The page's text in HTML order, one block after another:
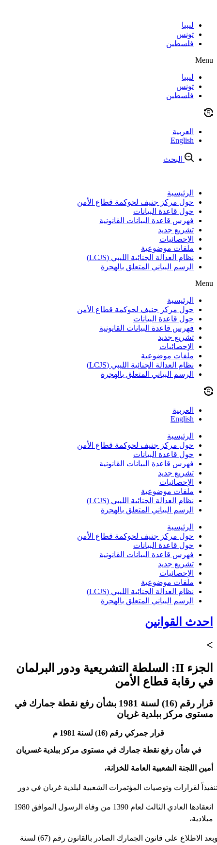
contentليبيا
تونس
فلسطين
Menu
ليبيا
تونس
فلسطين
العربية
English
البحث
الرئيسية
حول مركز جنيف لحوكمة قطاع الأمن
حول قاعدة البيانات
فهرس قاعدة البيانات القانونية
تشريع جديد
الإحصائيات
ملفات موضوعية
نظام العدالة الجنائية الليبي (LCJS)
الرسم البياني المتعلق بالهجرة
Menu
الرئيسية
حول مركز جنيف لحوكمة قطاع الأمن
حول قاعدة البيانات
فهرس قاعدة البيانات القانونية
تشريع جديد
الإحصائيات
ملفات موضوعية
نظام العدالة الجنائية الليبي (LCJS)
الرسم البياني المتعلق بالهجرة
العربية
English
الرئيسية
حول مركز جنيف لحوكمة قطاع الأمن
حول قاعدة البيانات
فهرس قاعدة البيانات القانونية
تشريع جديد
الإحصائيات
ملفات موضوعية
نظام العدالة الجنائية الليبي (LCJS)
الرسم البياني المتعلق بالهجرة
الرئيسية
حول مركز جنيف لحوكمة قطاع الأمن
حول قاعدة البيانات
فهرس قاعدة البيانات القانونية
تشريع جديد
الإحصائيات
ملفات موضوعية
نظام العدالة الجنائية الليبي (LCJS)
الرسم البياني المتعلق بالهجرة
احدث القوانين
>
الجزء II: السلطة التشريعية ودور البرلمان
في رقابة قطاع الأمن
قرار رقم (16) لسنة 1981 بشأن رفع نقطة جمارك في
مستوى مركز ببلدية غريان
قرار جمركي رقم (16) لسنة 1981 م
في شأن رفع نقطة جمارك في مستوى مركز ببلدية غسريان
أمين اللجنة الشعبية العامة للخزانة،
لقرارات وتوصيات المؤتمرات الشعبية لبلدية غريان في دور
انعقادها العادي الثالث لعام 1390 من وفاة الرسول الموافق 1980
ميلادية،
● وبعد الاطلاع على قانون الجمارك الصادر بالقانون رقم (67) لسنة